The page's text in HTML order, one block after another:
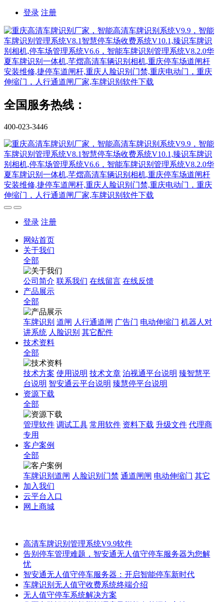
登录 注册
全国服务热线：
400-023-3446
登录 注册
网站首页
关于我们
全部
公司简介 联系我们 在线留言 在线反馈
产品展示
全部
车牌识别 道闸 人行通道闸 广告门 电动伸缩门 机器人对
讲系统 人脸识别 其它配件
技术资料
全部
技术方案 使用说明 技术文章 泊视通平台说明 臻智慧平
台说明 智安通云平台说明 臻慧停平台说明
资源下载
全部
管理软件 调试工具 常用软件 资料下载 升级文件 代理商
专用
客户案例
全部
车牌识别道闸 人脸识别门禁 通道闸闸 电动伸缩门 其它
加入我们
云平台入口
网上商城
高清车牌识别管理系统V9.9软件
告别停车管理难题，智安通无人值守停车服务器为您解
忧
智安通无人值守停车服务器：开启智能停车新时代
车牌识别无人值守收费系统终端介绍
无人值守停车系统解决方案